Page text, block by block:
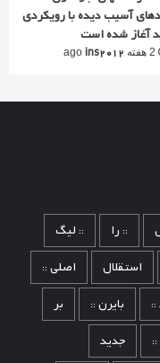
آسیب دیده با رویکردی
آغاز شده است
ins2012
:: را
:: لیگ
استقلال
اصلی ::
:: بایرن ::
بر
جدید